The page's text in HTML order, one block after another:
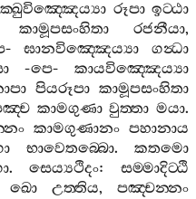
රූපා ඉට‍්ඨා
කාමූපසංහිතා රජනීයා,
-ඝානවිඤ‍්ඤෙය්‍යා
ගන්‍ධා
-පෙ- කායවිඤ‍්ඤෙය්‍යා
පියරූපා කාමූපසංහිතා
කාමගුණා වුත‍්තා මයා.
කාමගුණානං පහානාය
භාවෙතබ‍්බො. කතමො
. සෙය්‍යථිදං: සම‍්මාදිට‍්ඨි
ඛො උත‍්තිය, පඤ‍්චන‍්නං